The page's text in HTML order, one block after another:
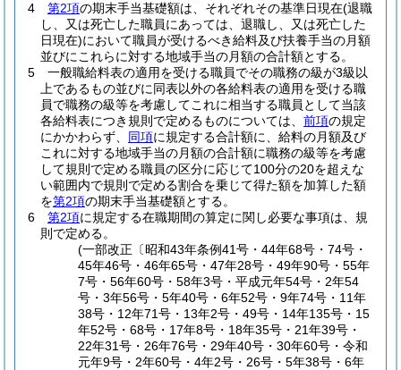
4
第2項の期末手当基礎額は、それぞれその基準日現在(退職
し、又は死亡した職員にあっては、退職し、又は死亡した
日現在)において職員が受けるべき給料及び扶養手当の月額
並びにこれらに対する地域手当の月額の合計額とする。
5
一般職給料表の適用を受ける職員でその職務の級が3級以
上であるもの並びに同表以外の各給料表の適用を受ける職
員で職務の級等を考慮してこれに相当する職員として当該
各給料表につき規則で定めるものについては、 前項の規定
にかかわらず、 同項に規定する合計額に、給料の月額及び
これに対する地域手当の月額の合計額に職務の級等を考慮
して規則で定める職員の区分に応じて100分の20を超えな
い範囲内で規則で定める割合を乗じて得た額を加算した額
を第2項の期末手当基礎額とする。
6
第2項に規定する在職期間の算定に関し必要な事項は、規
則で定める。
(一部改正〔昭和43年条例41号・44年68号・74号・
45年46号・46年65号・47年28号・49年90号・55年
7号・56年60号・58年3号・平成元年54号・2年54
号・3年56号・5年40号・6年52号・9年74号・11年
38号・12年71号・13年2号・49号・14年135号・15
年52号・68号・17年8号・18年35号・21年39号・
22年31号・26年76号・29年40号・30年60号・令和
元年9号・2年60号・4年2号・26号・5年38号・6年